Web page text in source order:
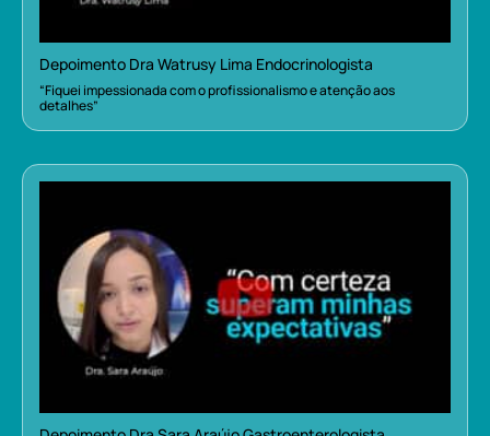
Depoimento Dra Watrusy Lima Endocrinologista
“Fiquei impessionada com o profissionalismo e atenção aos
detalhes”